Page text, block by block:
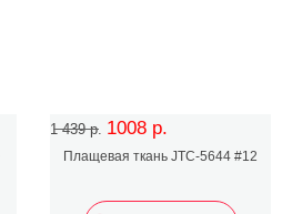
1 439 р. 1008 р.
Плащевая ткань JTC-5644 #12